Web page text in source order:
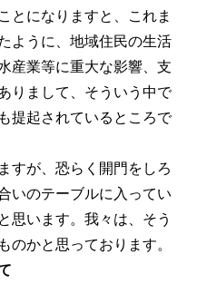
とになりますと、これま
ように、地域住民の生活
産業等に重大な影響、支
りまして、そういう中で
提起されているところで
すが、恐らく開門をしろ
いのテーブルに入ってい
思います。我々は、そう
のかと思っております。